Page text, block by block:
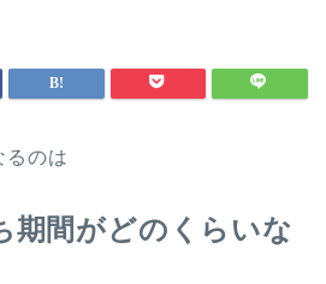
るのは
期間がどのくらいな